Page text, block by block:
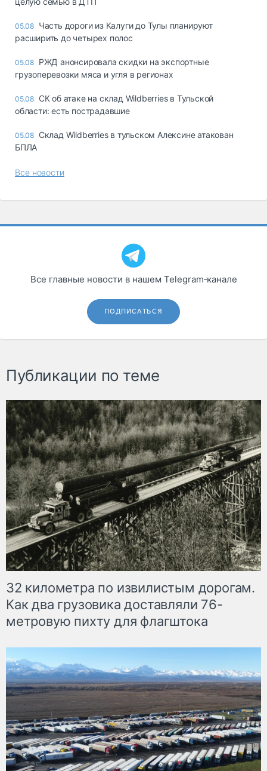
05.08 Часть дороги из Калуги до Тулы планируют
расширить до четырех полос
05.08 РЖД анонсировала скидки на экспортные
грузоперевозки мяса и угля в регионах
05.08 СК об атаке на склад Wildberries в Тульской
области: есть пострадавшие
05.08 Склад Wildberries в тульском Алексине атакован
БПЛА
Все новости
Все главные новости в нашем Telegram‑канале
ПОДПИСАТЬСЯ
Публикации по теме
32 километра по извилистым дорогам.
Как два грузовика доставляли 76-
метровую пихту для флагштока